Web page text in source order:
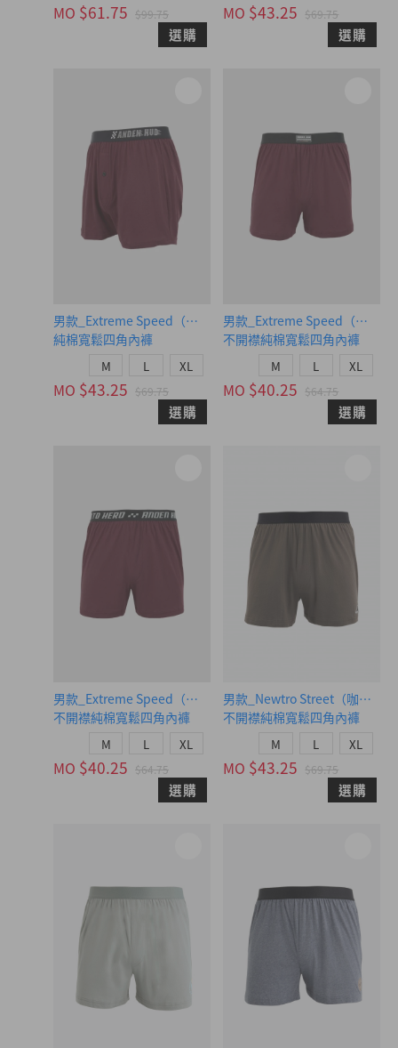
MO $61.75 $99.75
選購
MO $43.25 $69.75
選購
男款_Extreme Speed（朗姆紅-速度AH）
純棉寬鬆四角內褲
M L XL
MO $43.25 $69.75
選購
男款_Extreme Speed（朗姆紅
不開襟純棉寬鬆四角內褲
M L XL
MO $40.25 $64.75
選購
男款_Extreme Speed（朗姆紅-HERO緊帶）
不開襟純棉寬鬆四角內褲
M L XL
MO $40.25 $64.75
選購
男款_Newtro Street（咖啡豆-
不開襟純棉寬鬆四角內褲
M L XL
MO $43.25 $69.75
選購